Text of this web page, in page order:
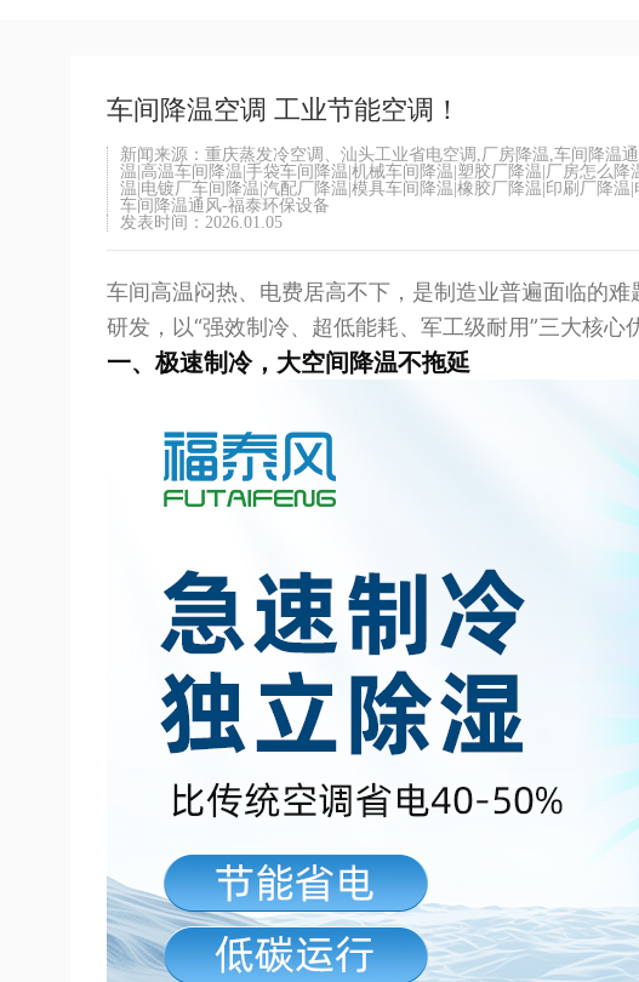
车间降温空调 工业节能空调！
新闻来源：重庆蒸发冷空调、汕头工业省电空调,厂房降温,车间降温
温|高温车间降温|手袋车间降温|机械车间降温|塑胶厂降温|厂房怎么
温|电镀厂车间降温|汽配厂降温|模具车间降温|橡胶厂降温|印刷厂降
车间降温通风-福泰环保设备
发表时间：2026.01.05
车间高温闷热、电费居高不下，是制造业普遍面临的
研发，以“强效制冷、超低能耗、军工级耐用”三大核心
一、极速制冷，大空间降温不拖延